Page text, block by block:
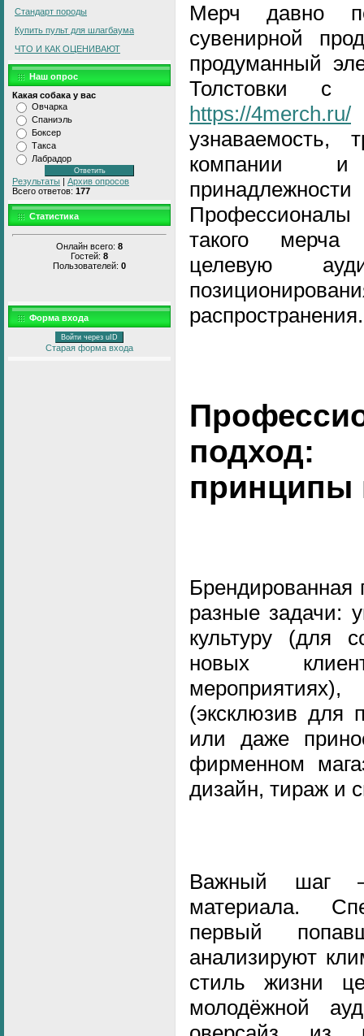
Стандарт породы
Купить пульт для шлагбаума
ЧТО И КАК ОЦЕНИВАЮТ
Наш опрос
Какая собака у вас
Овчарка
Спаниэль
Боксер
Такса
Лабрадор
Результаты | Архив опросов
Всего ответов: 177
Статистика
Онлайн всего: 8
Гостей: 8
Пользователей: 0
Форма входа
Войти через uID
Старая форма входа
Мерч давно
сувенирной
продуманный
Толстовки с
https://4merch.ru/
узнаваемость,
компании и
такого мерча
целевую
распространения.
принципы
Брендированная
разные задачи:
культуру (для
новых
(эксклюзив для
или даже
фирменном
дизайн, тираж и
Важный шаг
материала.
первый
анализируют
стиль жизни
молодёжной